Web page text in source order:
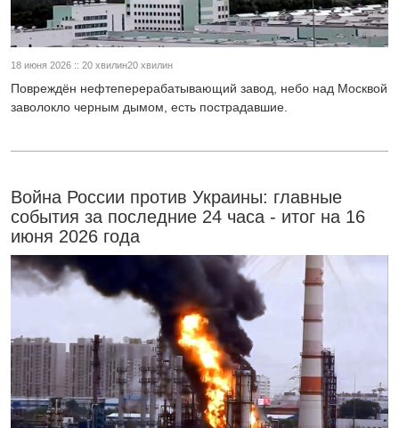
18 июня 2026 :: 20 хвилин20 хвилин
Повреждён нефтеперерабатывающий завод, небо над Москвой
заволокло черным дымом, есть пострадавшие.
Война России против Украины: главные
события за последние 24 часа - итог на 16
июня 2026 года